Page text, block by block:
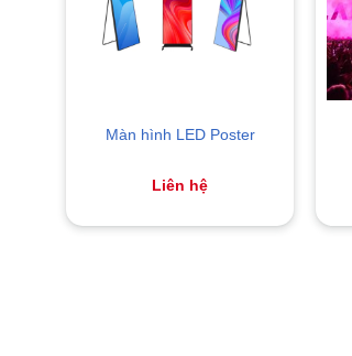
Màn hình LED Poster
Liên hệ